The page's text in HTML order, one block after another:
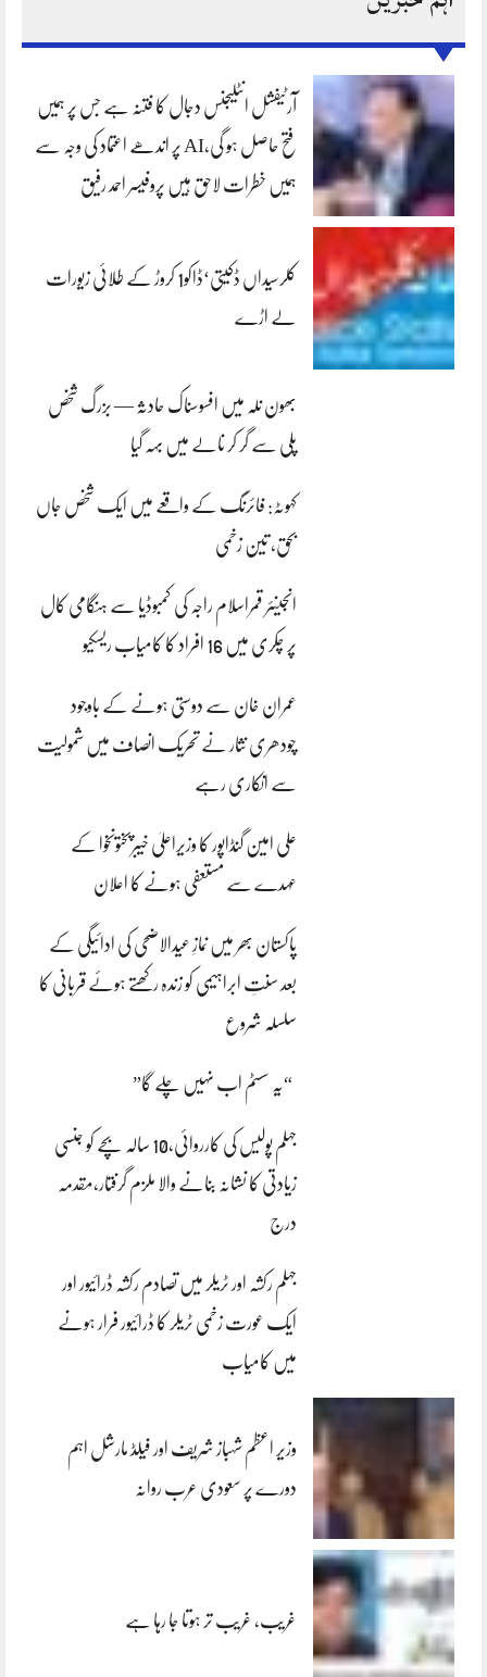
آرٹیفشل انٹلیجنس دجال کا فتنہ ہے جس پر ہمیں
فتح حاصل ہو گی،AI پر اندھے اعتماد کی وجہ سے
ہمیں خطرات لاحق ہیں پروفیسر احمد رفیق
کلرسیداں ڈکیتی‘ڈاکو1 کروڑ کے طلائی زیورات
لے اڑے
بھون نلہ میں افسوسناک حادثہ — بزرگ شخص
پلی سے گر کر نالے میں بہہ گیا
کہوٹہ: فائرنگ کے واقعے میں ایک شخص جاں
بحق، تین زخمی
انجینئر قمراسلام راجہ کی کمبوڈیا سے ہنگامی کال
پر چکری میں 16 افراد کا کامیاب ریسکیو
عمران خان سے دوستی ہونے کے باوجود
چودھری نثار نے تحریک انصاف میں شمولیت
سے انکاری رہے
علی امین گنڈاپور کا وزیراعلیٰ خیبرپختونخوا کے
عہدے سے مستعفی ہونے کا اعلان
پاکستان بھر میں نمازِ عیدالاضحی کی ادائیگی کے
بعد سنتِ ابراہیمی کو زندہ رکھتے ہوئے قربانی کا
سلسلہ شروع
“یہ سسٹم اب نہیں چلے گا”
جہلم پولیس کی کارروائی،10 سالہ بچے کو جنسی
زیادتی کا نشانہ بنانے والا ملزم گرفتار،مقدمہ
درج
جہلم رکشہ اور ٹریلر میں تصادم رکشہ ڈرائیور اور
ایک عورت زخمی ٹریلر کا ڈرائیور فرار ہونے
میں کامیاب
وزیر اعظم شہباز شریف اور فیلڈ مارشل اہم
دورے پر سعودی عرب روانہ
غریب، غریب تر ہوتا جا رہا ہے